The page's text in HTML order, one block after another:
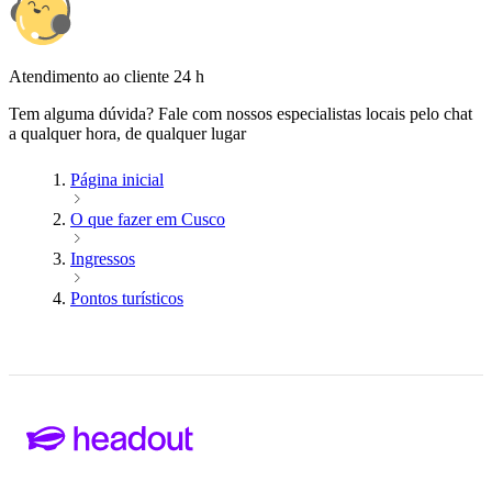
Atendimento ao cliente 24 h
Tem alguma dúvida? Fale com nossos especialistas locais pelo chat
a qualquer hora, de qualquer lugar
Página inicial
O que fazer em Cusco
Ingressos
Pontos turísticos